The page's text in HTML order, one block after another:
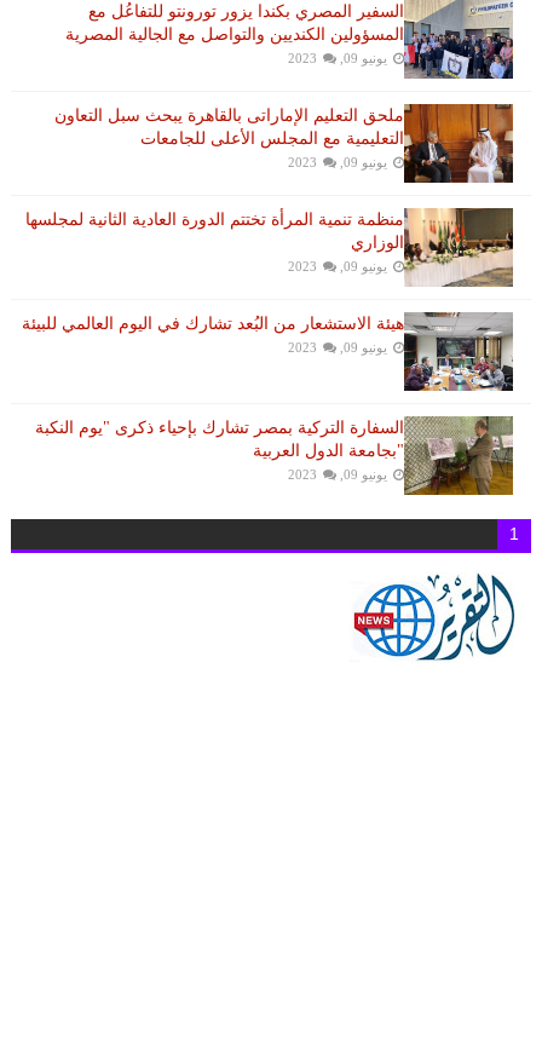
السفير المصري بكندا يزور تورونتو للتفاعُل مع
المسؤولين الكنديين والتواصل مع الجالية المصرية
يونيو 09, 2023
ملحق التعليم الإماراتى بالقاهرة يبحث سبل التعاون
التعليمية مع المجلس الأعلى للجامعات
يونيو 09, 2023
منظمة تنمية المرأة تختتم الدورة العادية الثانية لمجلسها
الوزاري
يونيو 09, 2023
هيئة الاستشعار من البُعد تشارك في اليوم العالمي للبيئة
يونيو 09, 2023
السفارة التركية بمصر تشارك بإحياء ذكرى "يوم النكبة
"بجامعة الدول العربية
يونيو 09, 2023
1